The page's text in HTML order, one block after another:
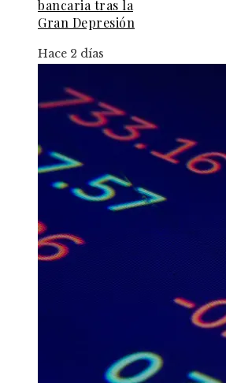
bancaria tras la
Gran Depresión
Hace 2 días